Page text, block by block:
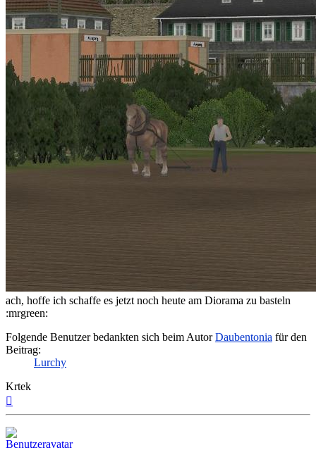
ach, hoffe ich schaffe es jetzt noch heute am Diorama zu basteln
:mrgreen:
Folgende Benutzer bedankten sich beim AutorDaubentonia für den
Beitrag:
Lurchy
Krtek